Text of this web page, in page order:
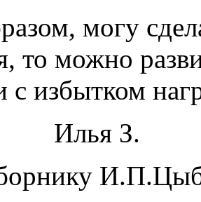
могу
то можно
с избытком
З.